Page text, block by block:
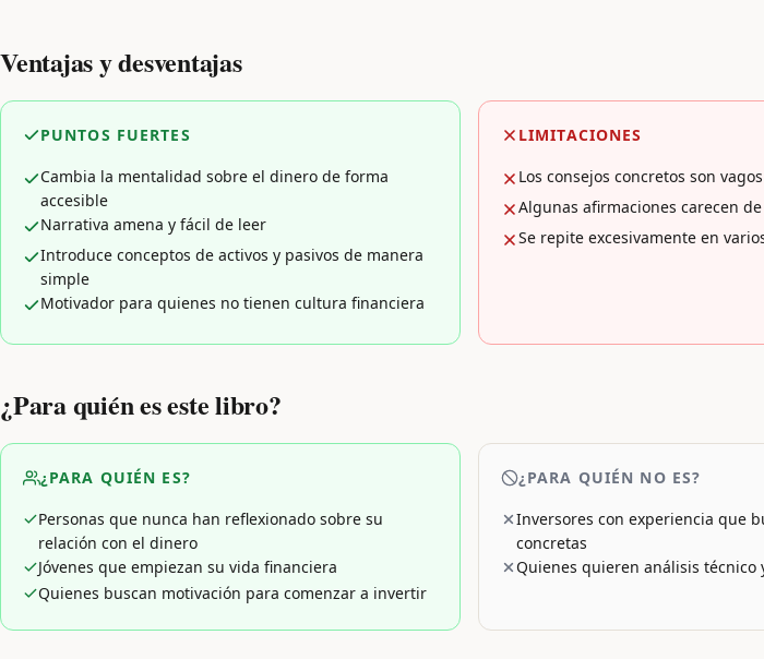
Ventajas y desventajas
PUNTOS FUERTES
Cambia la mentalidad sobre el dinero de forma
accesible
Narrativa amena y fácil de leer
Introduce conceptos de activos y pasivos de manera
simple
Motivador para quienes no tienen cultura financiera
LIMITACIONES
Los consejos concretos son
Algunas afirmaciones carecen
Se repite excesivamente en
¿Para quién es este libro?
¿PARA QUIÉN ES?
Personas que nunca han reflexionado sobre su
relación con el dinero
Jóvenes que empiezan su vida financiera
Quienes buscan motivación para comenzar a invertir
¿PARA QUIÉN NO ES?
Inversores con experiencia que
concretas
Quienes quieren análisis técnico